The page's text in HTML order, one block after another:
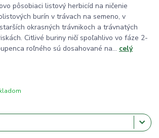
pôsobiaci listový herbicíd na ničenie
burín v trávach na semeno, v
okrasných trávnikoch a trávnatých
Citlivé buriny ničí spoľahlivo vo fáze 2-
roľného sú dosahované na... celý